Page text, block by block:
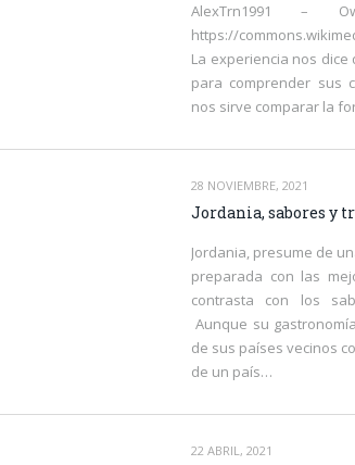
AlexTrn1991 –
https://
La experiencia nos
para comprender sus
nos sirve comparar la
28 NOVIEMBRE, 2021
Jordania, sabores y
Jordania, presume de
preparada con las
contrasta con los
Aunque su
de sus países vecinos
de un país…
22 ABRIL, 2021